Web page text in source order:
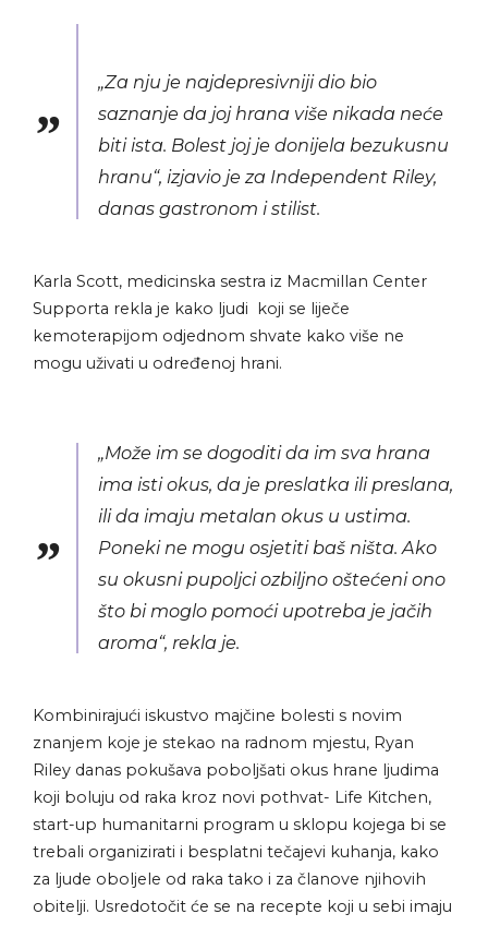
„Za nju je najdepresivniji dio bio
saznanje da joj hrana više nikada neće
biti ista. Bolest joj je donijela bezukusnu
hranu“, izjavio je za Independent Riley,
danas gastronom i stilist.
Karla Scott, medicinska sestra iz Macmillan Center
Supporta rekla je kako ljudi koji se liječe
kemoterapijom odjednom shvate kako više ne
mogu uživati u određenoj hrani.
„Može im se dogoditi da im sva hrana
ima isti okus, da je preslatka ili preslana,
ili da imaju metalan okus u ustima.
Poneki ne mogu osjetiti baš ništa. Ako
su okusni pupoljci ozbiljno oštećeni ono
što bi moglo pomoći upotreba je jačih
aroma“, rekla je.
Kombinirajući iskustvo majčine bolesti s novim
znanjem koje je stekao na radnom mjestu, Ryan
Riley danas pokušava poboljšati okus hrane ljudima
koji boluju od raka kroz novi pothvat- Life Kitchen,
start-up humanitarni program u sklopu kojega bi se
trebali organizirati i besplatni tečajevi kuhanja, kako
za ljude oboljele od raka tako i za članove njihovih
obitelji. Usredotočit će se na recepte koji u sebi imaju